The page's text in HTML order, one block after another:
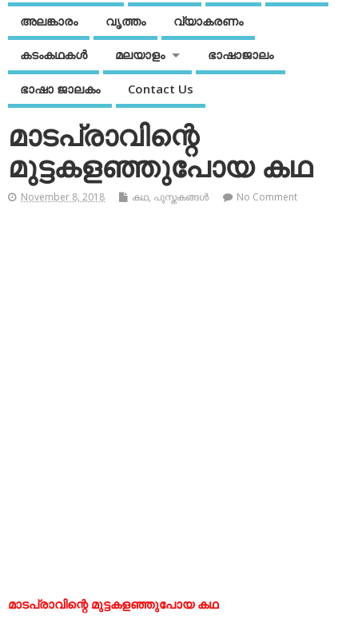
അലങ്കാരം വൃത്തം വ്യാകരണം
കടംകഥകള്‍ മലയാളം ഭാഷാജാലം
ഭാഷാ ജാലകം Contact Us
മാടപ്രാവിന്റെ
മുട്ടകളഞ്ഞുപോയ കഥ
November 8, 2018 കഥ, പുസ്തകങ്ങള്‍ No Comment
മാടപ്രാവിന്റെ മുട്ടകളഞ്ഞുപോയ കഥ